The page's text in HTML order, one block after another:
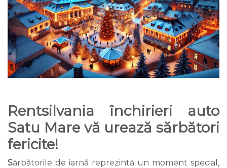
Rentsilvania închirieri auto
Satu Mare vă urează sărbători
fericite!
Sărbătorile de iarnă reprezintă un moment special,